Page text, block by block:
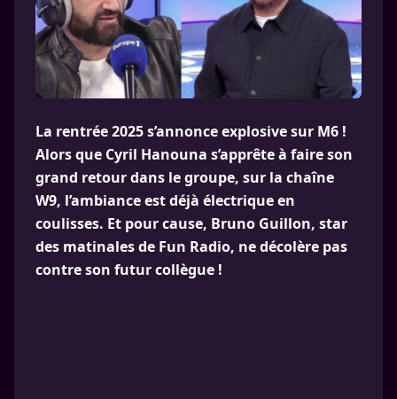
La rentrée 2025 s’annonce explosive sur M6 !
Alors que Cyril Hanouna s’apprête à faire son
grand retour dans le groupe, sur la chaîne
W9, l’ambiance est déjà électrique en
coulisses. Et pour cause, Bruno Guillon, star
des matinales de Fun Radio, ne décolère pas
contre son futur collègue !